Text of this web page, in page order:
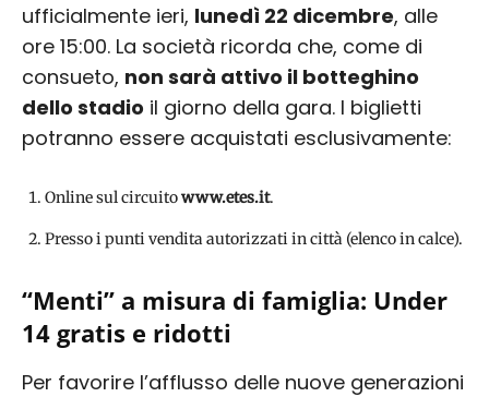
ufficialmente ieri, lunedì 22 dicembre, alle
ore 15:00. La società ricorda che, come di
consueto, non sarà attivo il botteghino
dello stadio il giorno della gara. I biglietti
potranno essere acquistati esclusivamente:
Online sul circuitowww.etes.it.
Presso i punti vendita autorizzati in città (elenco in calce).
“Menti” a misura di famiglia: Under
14 gratis e ridotti
Per favorire l’afflusso delle nuove generazioni